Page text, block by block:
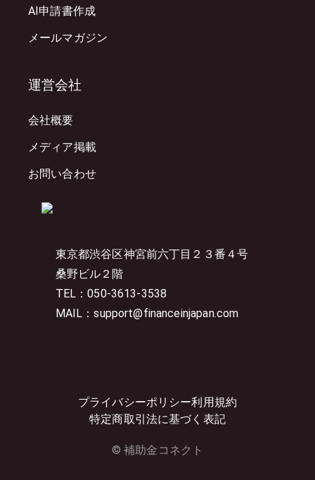
東京都渋谷区神宮前六丁目２３番４号
桑野ビル２階
TEL：050-3613-3538
MAIL：support@financeinjapan.com
プライバシーポリシー利用規約
特定商取引法に基づく表記
© 補助金コネクト
AI申請書作成
メールマガジン
運営会社
会社概要
メディア掲載
お問い合わせ